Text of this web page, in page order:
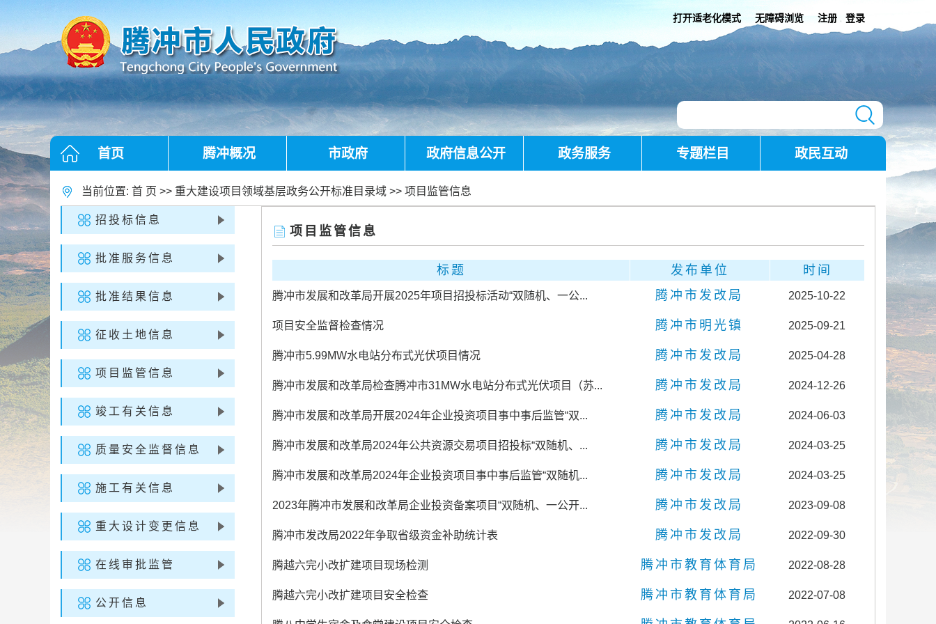
打开适老化模式 无障碍浏览 注册 登录
首页 腾冲概况 市政府 政府信息公开 政务服务 专题栏目 政民互动
当前位置: 首 页 >> 重大建设项目领域基层政务公开标准目录域 >> 项目监管信息
项目监管信息
标题 发布单位 时间
腾冲市发展和改革局开展2025年项目招投标活动“双随机、一公... 腾冲市发改局 2025-10-22
项目安全监督检查情况 腾冲市明光镇 2025-09-21
腾冲市5.99MW水电站分布式光伏项目情况 腾冲市发改局 2025-04-28
腾冲市发展和改革局检查腾冲市31MW水电站分布式光伏项目（苏... 腾冲市发改局 2024-12-26
腾冲市发展和改革局开展2024年企业投资项目事中事后监管“双... 腾冲市发改局 2024-06-03
腾冲市发展和改革局2024年公共资源交易项目招投标“双随机、... 腾冲市发改局 2024-03-25
腾冲市发展和改革局2024年企业投资项目事中事后监管“双随机... 腾冲市发改局 2024-03-25
2023年腾冲市发展和改革局企业投资备案项目“双随机、一公开... 腾冲市发改局 2023-09-08
腾冲市发改局2022年争取省级资金补助统计表 腾冲市发改局 2022-09-30
腾越六完小改扩建项目现场检测 腾冲市教育体育局 2022-08-28
腾越六完小改扩建项目安全检查 腾冲市教育体育局 2022-07-08
招投标信息
批准服务信息
批准结果信息
征收土地信息
项目监管信息
竣工有关信息
质量安全监督信息
施工有关信息
重大设计变更信息
在线审批监管
公开信息